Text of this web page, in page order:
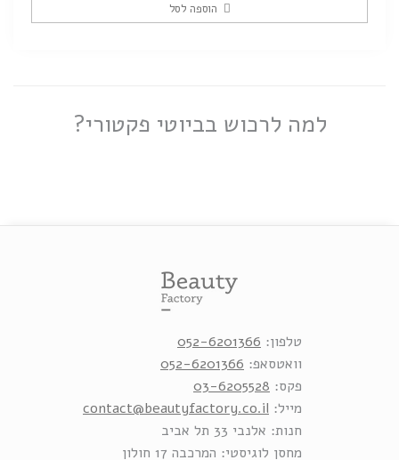
הוספה לסל
למה לרכוש בביוטי פקטורי?
טלפון: 052-6201366
וואטסאפ: 052-6201366
פקס: 03-6205528
מייל: contact@beautyfactory.co.il
חנות: אלנבי 33 תל אביב
מחסן לוגיסטי: המרכבה 17 חולון